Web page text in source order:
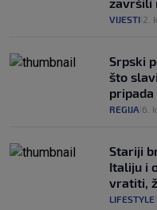
završili
VIJESTI 2.
Srpski
što
pripada
REGIJA 6.
Stariji
Italiju i
vratiti,
LIFESTYLE